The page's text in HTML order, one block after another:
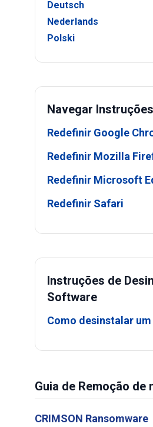
Deutsch
Nederlands
Polski
Navegar
Redefinir Google
Redefinir Mozilla
Redefinir Microsoft
Redefinir Safari
Instruções de
Software
Como desinstalar
Guia de Remoção de
CRIMSON Ransomware